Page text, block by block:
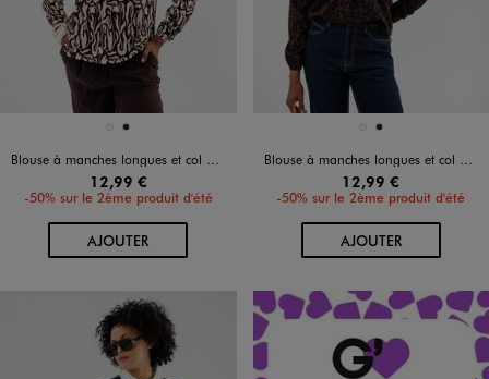
Disponible en 2 coloris
BEIGEMARRON FONCE
Blouse à manches longues et col V imprimée femme
12,99 €
-50% sur le 2ème produit d'été
AJOUTERAU PANIER
Disponible en 2 coloris
BEIGEMARRON FONCE
Blouse à manches longues et col V imprimée femme
12,99 €
-50% sur le 2ème produit d'été
AJOUTERAU PANIER